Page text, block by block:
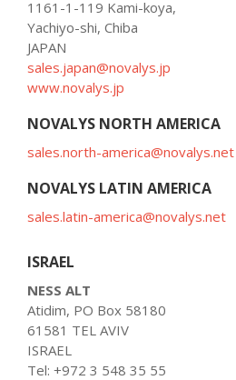
1161-1-119 Kami-koya,
Yachiyo-shi, Chiba
JAPAN
sales.japan@novalys.jp
www.novalys.jp
NOVALYS NORTH AMERICA
sales.north-america@novalys.net
NOVALYS LATIN AMERICA
sales.latin-america@novalys.net
ISRAEL
NESS ALT
Atidim, PO Box 58180
61581 TEL AVIV
ISRAEL
Tel: +972 3 548 35 55